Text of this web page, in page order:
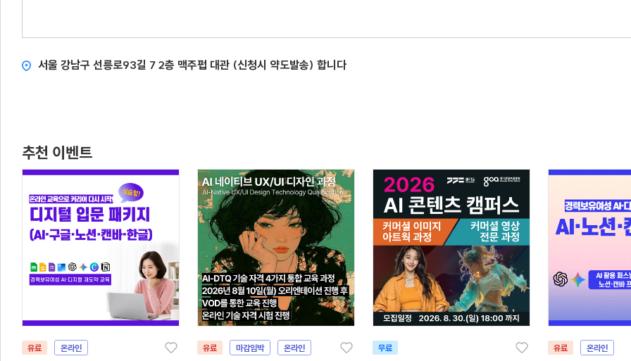
서울 강남구 선릉로93길 7 2층 맥주펍 대관 (신청시 약도발송) 합니다
추천 이벤트
유료 온라인 유료 마감임박 온라인 무료 유료 온라인